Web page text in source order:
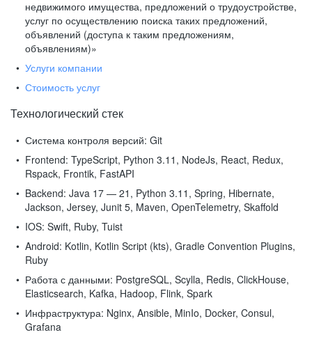
недвижимого имущества, предложений о трудоустройстве,
услуг по осуществлению поиска таких предложений,
объявлений (доступа к таким предложениям,
объявлениям)»
Услуги компании
Стоимость услуг
Технологический стек
Система контроля версий: Git
Frontend: TypeScript, Python 3.11, NodeJs, React, Redux,
Rspack, Frontik, FastAPI
Backend: Java 17 — 21, Python 3.11, Spring, Hibernate,
Jackson, Jersey, Junit 5, Maven, OpenTelemetry, Skaffold
IOS: Swift, Ruby, Tuist
Android: Kotlin, Kotlin Script (kts), Gradle Convention Plugins,
Ruby
Работа с данными: PostgreSQL, Scylla, Redis, ClickHouse,
Elasticsearch, Kafka, Hadoop, Flink, Spark
Инфраструктура: Nginx, Ansible, MinIo, Docker, Consul,
Grafana